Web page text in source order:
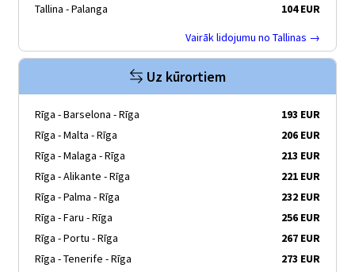
Tallina - Palanga
104 EUR
Vairāk lidojumu no Tallinas →
Uz kūrortiem
Rīga - Barselona - Rīga
193 EUR
Rīga - Malta - Rīga
206 EUR
Rīga - Malaga - Rīga
213 EUR
Rīga - Alikante - Rīga
221 EUR
Rīga - Palma - Rīga
232 EUR
Rīga - Faru - Rīga
256 EUR
Rīga - Portu - Rīga
267 EUR
Rīga - Tenerife - Rīga
273 EUR